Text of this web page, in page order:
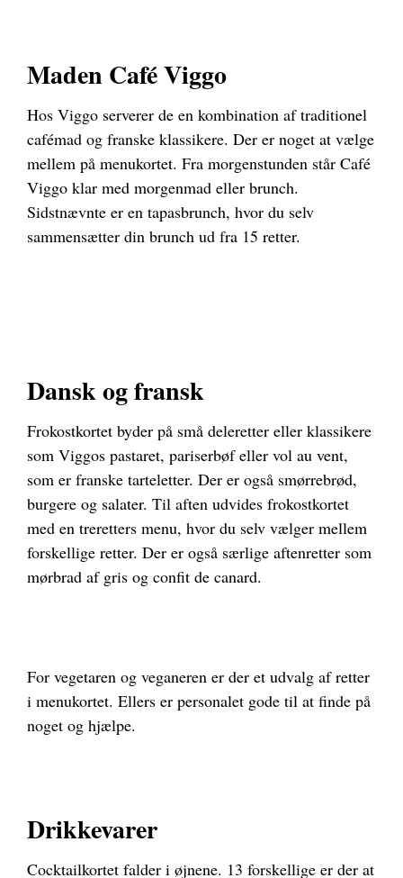
Maden Café Viggo
Hos Viggo serverer de en kombination af traditionel
cafémad og franske klassikere. Der er noget at vælge
mellem på menukortet. Fra morgenstunden står Café
Viggo klar med morgenmad eller brunch.
Sidstnævnte er en tapasbrunch, hvor du selv
sammensætter din brunch ud fra 15 retter.
Dansk og fransk
Frokostkortet byder på små deleretter eller klassikere
som Viggos pastaret, pariserbøf eller vol au vent,
som er franske tarteletter. Der er også smørrebrød,
burgere og salater. Til aften udvides frokostkortet
med en treretters menu, hvor du selv vælger mellem
forskellige retter. Der er også særlige aftenretter som
mørbrad af gris og confit de canard.
For vegetaren og veganeren er der et udvalg af retter
i menukortet. Ellers er personalet gode til at finde på
noget og hjælpe.
Drikkevarer
Cocktailkortet falder i øjnene. 13 forskellige er der at